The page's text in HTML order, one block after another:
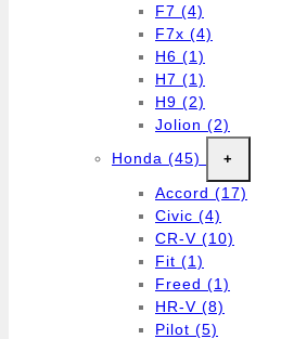
F7 (4)
F7x (4)
H6 (1)
H7 (1)
H9 (2)
Jolion (2)
Honda (45) +
Accord (17)
Civic (4)
CR-V (10)
Fit (1)
Freed (1)
HR-V (8)
Pilot (5)